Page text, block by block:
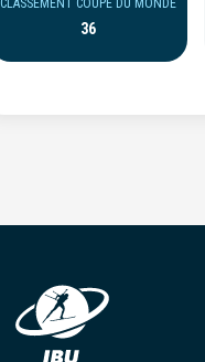
CLASSEMENT COUPE DU MONDE
36